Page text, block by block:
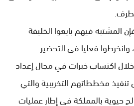
المشتبه فيهم بايعوا الخليفة
فعليا في التحضير
اكتساب خبرات في مجال إعداد
مخططاتهم التخريبية والتي
بالمملكة في إطار عمليات